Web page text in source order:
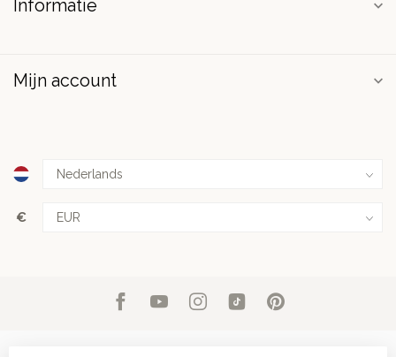
Informatie
Mijn account
€